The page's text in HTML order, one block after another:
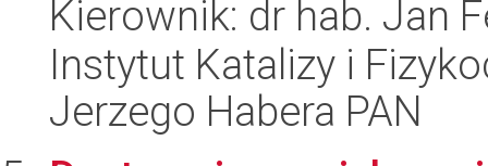
Kierownik: dr hab. Jan
Instytut Katalizy i
Jerzego Habera PAN